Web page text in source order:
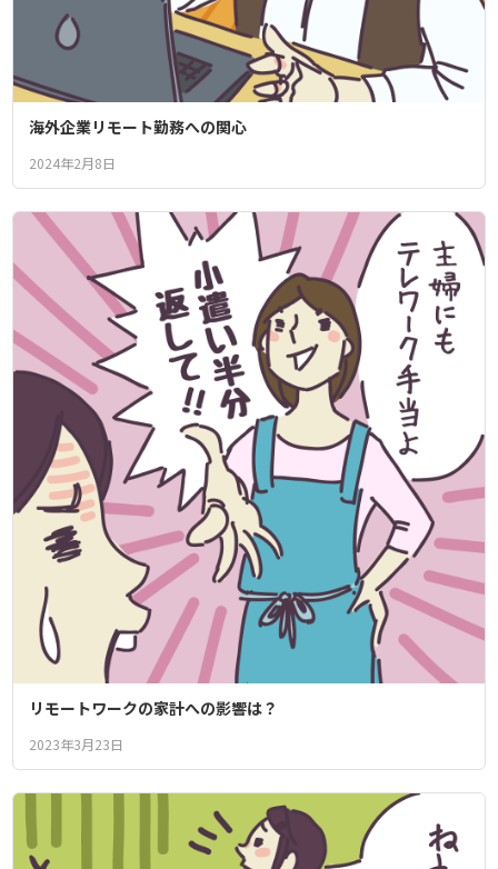
海外企業リモート勤務への関心
2024年2月8日
リモートワークの家計への影響は？
2023年3月23日